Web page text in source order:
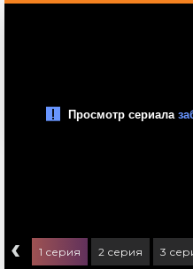
‹ 1 серия 2 серия 3